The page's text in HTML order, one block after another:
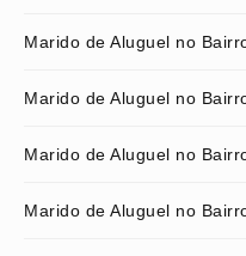
Marido de Aluguel no
Marido de Aluguel no
Marido de Aluguel no
Marido de Aluguel no